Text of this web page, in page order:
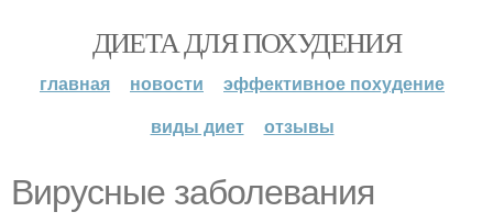
ДИЕТА ДЛЯ ПОХУДЕНИЯ
главная новости
эффективное похудение
виды диет
отзывы
Вирусные заболевания